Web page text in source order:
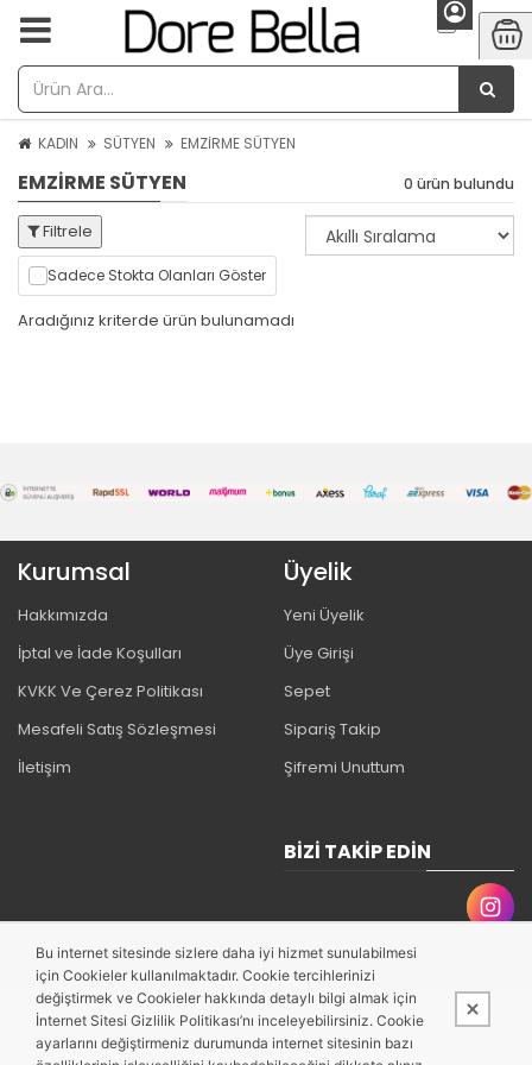
KADIN SÜTYEN EMZİRME SÜTYEN
EMZİRME SÜTYEN 0 ürün bulundu
Filtrele
Sadece Stokta Olanları Göster
Aradığınız kriterde ürün bulunamadı
Kurumsal
Hakkımızda
İptal ve İade Koşulları
KVKK Ve Çerez Politikası
Mesafeli Satış Sözleşmesi
İletişim
Üyelik
Yeni Üyelik
Üye Girişi
Sepet
Sipariş Takip
Şifremi Unuttum
BIZI TAKIP EDIN
Bu internet sitesinde sizlere daha iyi hizmet sunulabilmesi
için Cookieler kullanılmaktadır. Cookie tercihlerinizi
değiştirmek ve Cookieler hakkında detaylı bilgi almak için
İnternet Sitesi Gizlilik Politikası’nı inceleyebilirsiniz. Cookie
ayarlarını değiştirmeniz durumunda internet sitesinin bazı